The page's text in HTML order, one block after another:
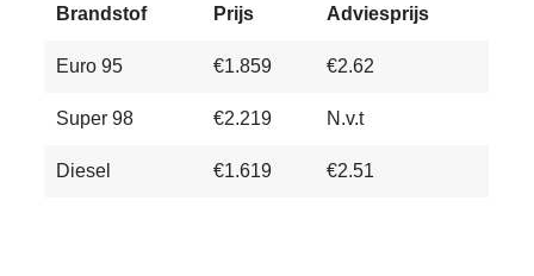
Brandstof Prijs Adviesprijs
Euro 95 €1.859 €2.62
Super 98 €2.219 N.v.t
Diesel €1.619 €2.51